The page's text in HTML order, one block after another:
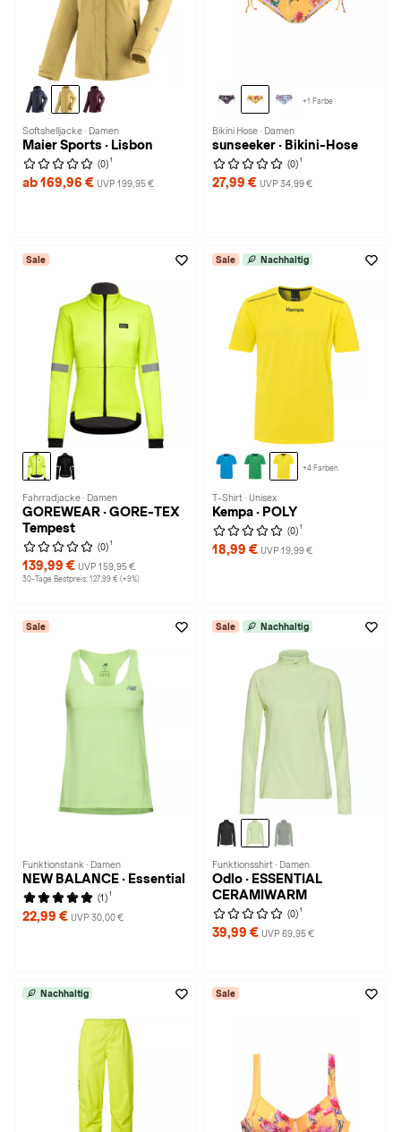
Softshelljacke · Damen
Maier Sports · Lisbon
(0) 1
ab 169,96 € UVP 199,95 €
+1 Farbe
Bikini Hose · Damen
sunseeker · Bikini-Hose
(0) 1
27,99 € UVP 34,99 €
Sale
Fahrradjacke · Damen
GOREWEAR · GORE-TEX
Tempest
(0) 1
139,99 € UVP 159,95 €
30-Tage Bestpreis: 127,99 € (+9%)
Sale Nachhaltig
+4 Farben
T-Shirt · Unisex
Kempa · POLY
(0) 1
18,99 € UVP 19,99 €
Sale
Funktionstank · Damen
NEW BALANCE · Essential
(1) 1
22,99 € UVP 30,00 €
Sale Nachhaltig
Funktionsshirt · Damen
Odlo · ESSENTIAL
CERAMIWARM
(0) 1
39,99 € UVP 69,95 €
Nachhaltig Sale